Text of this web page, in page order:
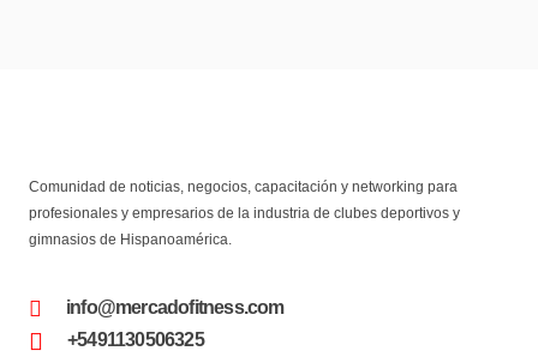
Comunidad de noticias, negocios, capacitación y networking para
profesionales y empresarios de la industria de clubes deportivos y
gimnasios de Hispanoamérica.
info@mercadofitness.com
+5491130506325